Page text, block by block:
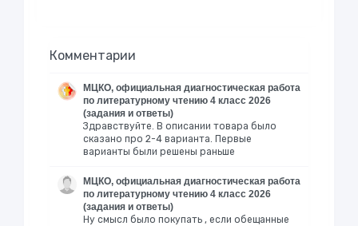
Комментарии
МЦКО, официальная диагностическая работа
по литературному чтению 4 класс 2026
(задания и ответы)
Здравствуйте. В описании товара было
сказано про 2-4 варианта. Первые
варианты были решены раньше
МЦКО, официальная диагностическая работа
по литературному чтению 4 класс 2026
(задания и ответы)
Ну смысл было покупать , если обещанные